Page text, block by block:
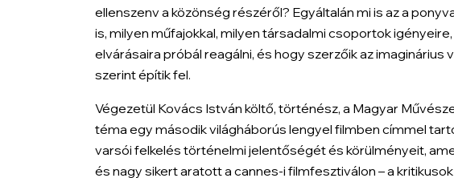
ellenszenv a közönség részéről? Egyáltalán mi is az a
is, milyen műfajokkal, milyen társadalmi csoportok
elvárásaira próbál reagálni, és hogy szerzőik az imaginárius
szerint építik fel.
Végezetül Kovács István költő, történész, a Magyar
téma egy második világháborús lengyel filmben címmel
varsói felkelés történelmi jelentőségét és körülményeit,
és nagy sikert aratott a cannes-i filmfesztiválon – a